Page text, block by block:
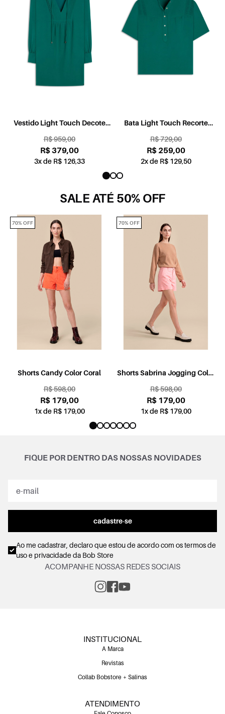
Vestido Light Touch Decote
R$ 959,00
R$ 379,00
3x de R$ 126,33
Bata Light Touch Recorte
R$ 729,00
R$ 259,00
2x de R$ 129,50
SALE ATÉ 50% OFF
Shorts Candy Color Coral
R$ 598,00
R$ 179,00
1x de R$ 179,00
70% OFF
Shorts Sabrina Jogging Color
R$ 598,00
R$ 179,00
1x de R$ 179,00
70% OFF
FIQUE POR DENTRO DAS NOSSAS NOVIDADES
cadastre-se
Ao me cadastrar, declaro que estou de acordo com ostermos de
uso e privacidadeda Bob Store
ACOMPANHE NOSSAS REDES SOCIAIS
INSTITUCIONAL
A Marca
Revistas
Collab Bobstore + Salinas
ATENDIMENTO